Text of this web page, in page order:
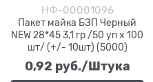
НФ-00001096
Пакет майка БЗП Черный
NEW 28*45 3,1 гр /50 уп х 100
шт/ (+/- 10шт) (5000)
0,92 руб./Штука